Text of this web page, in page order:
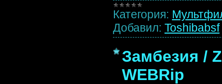
Категория:
Добавил: Toshibabsf
Замбезия /
WEBRip